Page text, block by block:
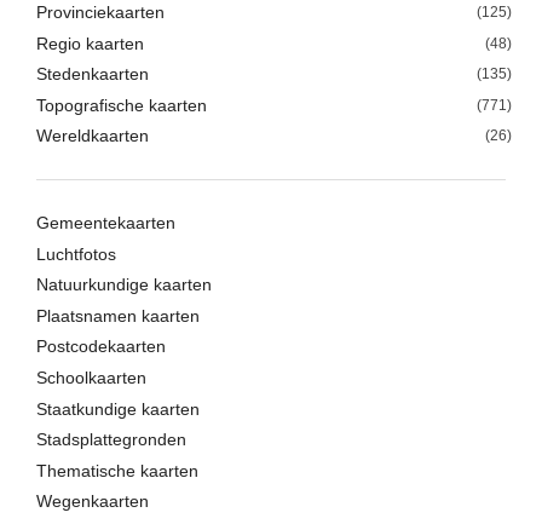
Provinciekaarten (125)
Regio kaarten (48)
Stedenkaarten (135)
Topografische kaarten (771)
Wereldkaarten (26)
Gemeentekaarten
Luchtfotos
Natuurkundige kaarten
Plaatsnamen kaarten
Postcodekaarten
Schoolkaarten
Staatkundige kaarten
Stadsplattegronden
Thematische kaarten
Wegenkaarten